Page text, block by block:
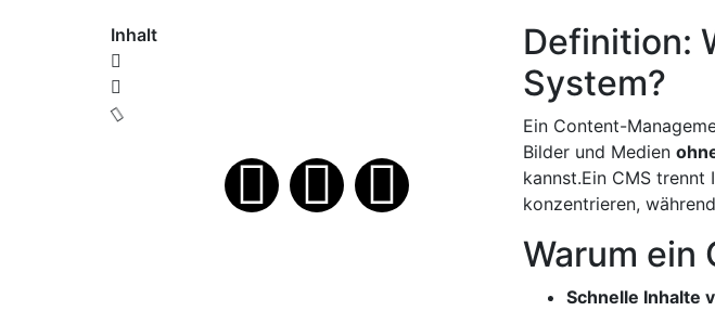
Inhalt
Definition:
System?
Ein Content-
Bilder und Medien
kannst.Ein CMS
konzentrieren,
Warum ein
Schnelle Inhalte